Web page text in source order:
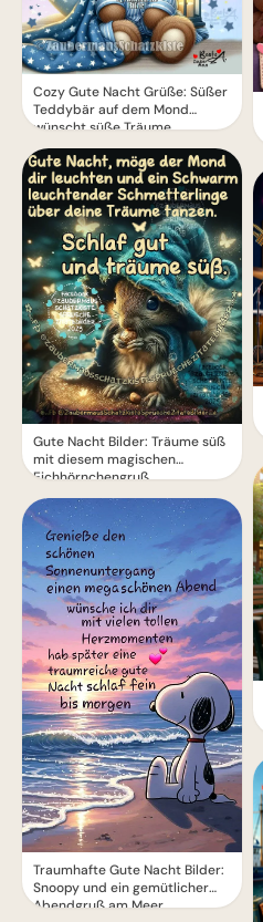
Cozy Gute Nacht Grüße: Süßer
Teddybär auf dem Mond
wünscht süße Träume
Gute Nacht Bilder: Träume süß
mit diesem magischen
Eichhörnchengruß
Traumhafte Gute Nacht Bilder:
Snoopy und ein gemütlicher
Abendgruß am Meer